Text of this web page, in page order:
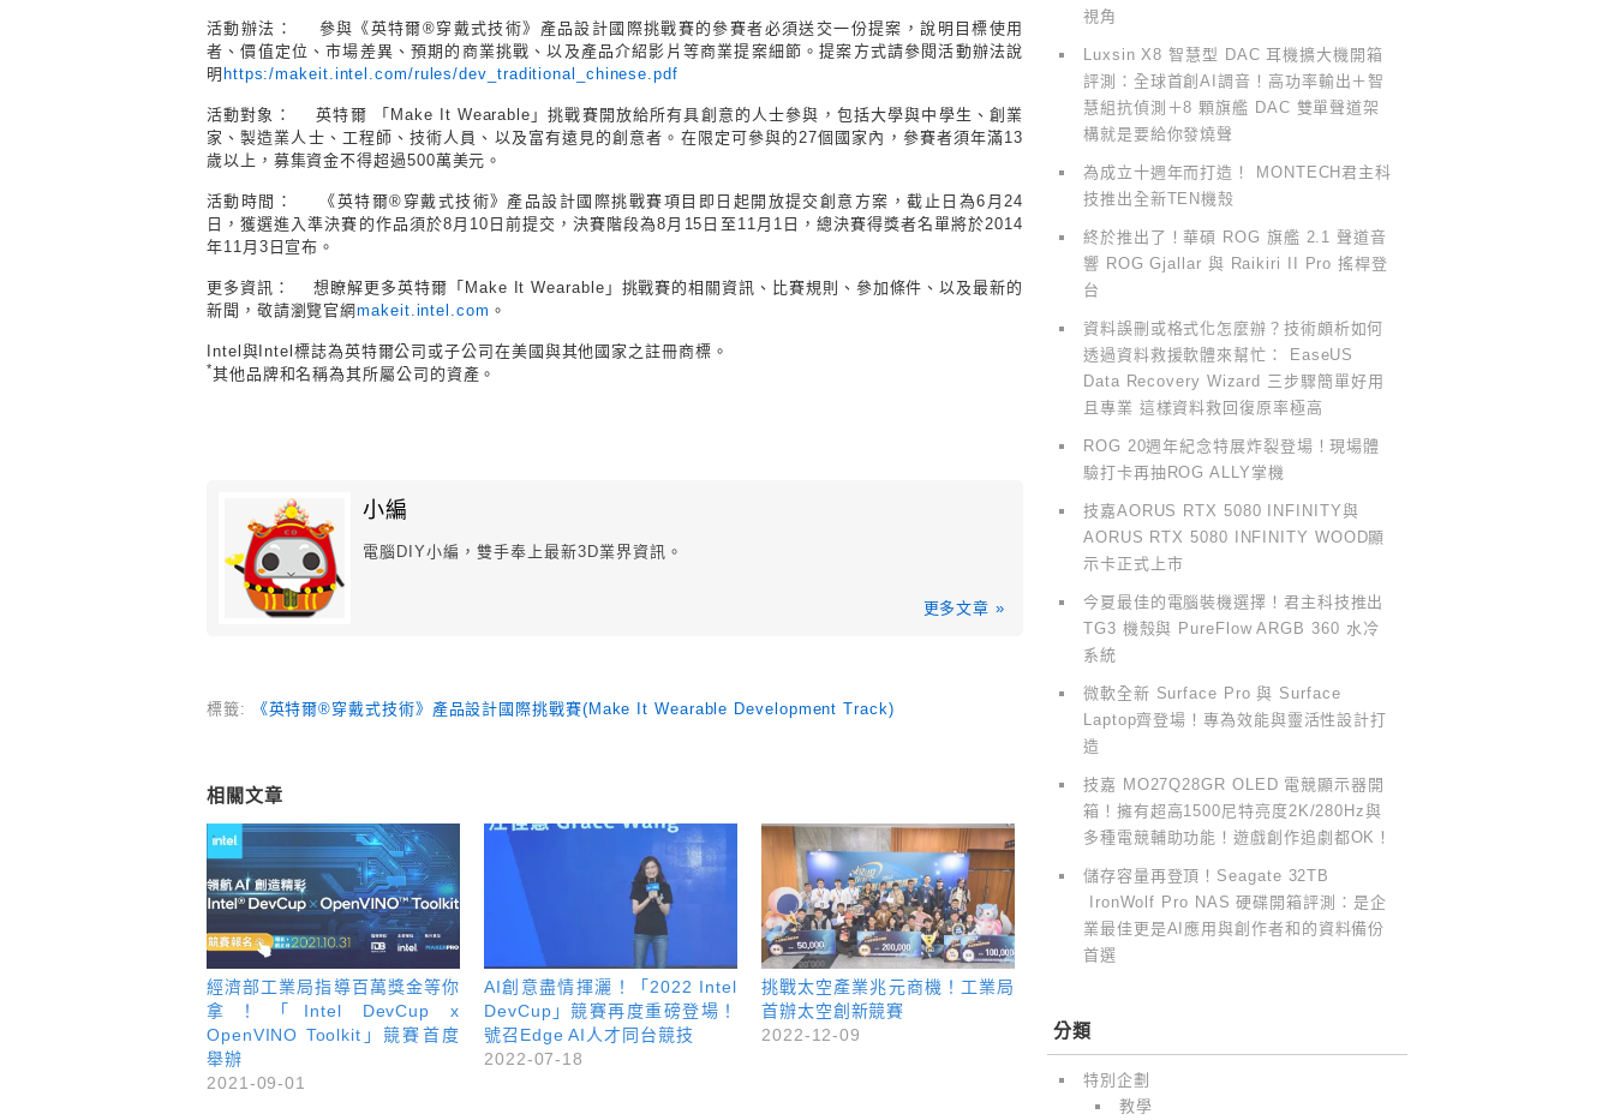
活動辦法： 參與《英特爾®穿戴式技術》產品設計國際挑戰賽的參賽者必須送交一份提案，說明目標使用
者、價值定位、市場差異、預期的商業挑戰、以及產品介紹影片等商業提案細節。提案方式請參閱活動辦法說
明 https:/makeit.intel.com/rules/dev_traditional_chinese.pdf
活動對象：
英特爾 「Make It Wearable」挑戰賽開放給所有具創意的人士參與，包括大學與中學生、創業
家、製造業人士、工程師、技術人員、以及富有遠見的創意者。在限定可參與的27個國家內，參賽者須年滿13
歲以上，募集資金不得超過500萬美元。
活動時間： 《英特爾®穿戴式技術》產品設計國際挑戰賽項目即日起開放提交創意方案，截止日為6月24
日，獲選進入準決賽的作品須於8月10日前提交，決賽階段為8月15日至11月1日，總決賽得獎者名單將於2014
年11月3日宣布。
更多資訊 ： 想瞭解更多英特爾 「 Make It Wearable」挑戰賽的相關資訊、比賽規則、參加條件、以及最新的
新聞，敬請瀏覽官網makeit.intel.com 。
Intel與Intel標誌為英特爾公司或子公司在美國與其他國家之註冊商標。
*其他品牌和名稱為其所屬公司的資產。
小編
電腦DIY小編，雙手奉上最新3D業界資訊。
更多文章 »
標籤: 《英特爾®穿戴式技術》產品設計國際挑戰賽(Make It Wearable Development Track)
相關文章
經濟部工業局指導百萬獎金等你
拿！「Intel DevCup x
OpenVINO Toolkit」競賽首度
舉辦
2021-09-01
AI創意盡情揮灑！「2022 Intel
DevCup」競賽再度重磅登場！
號召Edge AI人才同台競技
2022-07-18
挑戰太空產業兆元商機！工業局
首辦太空創新競賽
2022-12-09
視角
Luxsin X8 智慧型 DAC 耳機擴大機開箱
評測：全球首創AI調音！高功率輸出＋智
慧組抗偵測＋8 顆旗艦 DAC 雙單聲道架
構就是要給你發燒聲
為成立十週年而打造！ MONTECH君主科
技推出全新TEN機殼
終於推出了！華碩 ROG 旗艦 2.1 聲道音
響 ROG Gjallar 與 Raikiri II Pro 搖桿登
台
資料誤刪或格式化怎麼辦？技術頗析如何
透過資料救援軟體來幫忙： EaseUS
Data Recovery Wizard 三步驟簡單好用
且專業 這樣資料救回復原率極高
ROG 20週年紀念特展炸裂登場！現場體
驗打卡再抽ROG ALLY掌機
技嘉AORUS RTX 5080 INFINITY與
AORUS RTX 5080 INFINITY WOOD顯
示卡正式上市
今夏最佳的電腦裝機選擇！君主科技推出
TG3 機殼與 PureFlow ARGB 360 水冷
系統
微軟全新 Surface Pro 與 Surface
Laptop齊登場！專為效能與靈活性設計打
造
技嘉 MO27Q28GR OLED 電競顯示器開
箱！擁有超高1500尼特亮度2K/280Hz與
多種電競輔助功能！遊戲創作追劇都OK！
儲存容量再登頂！Seagate 32TB
IronWolf Pro NAS 硬碟開箱評測：是企
業最佳更是AI應用與創作者和的資料備份
首選
分類
特別企劃
教學